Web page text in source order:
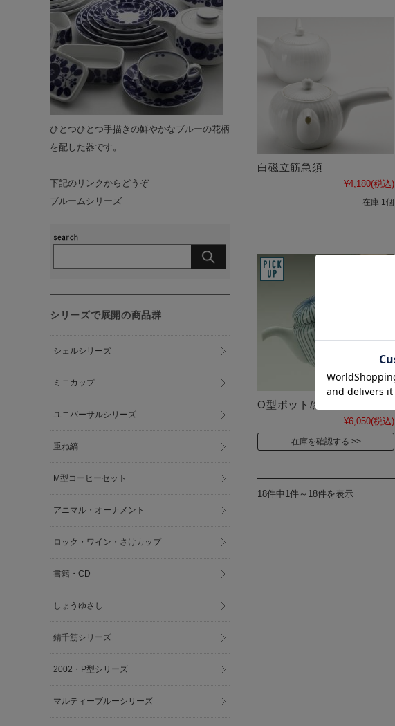
白磁立筋急須
¥4,180(税込)
在庫 1個
O型ポット/絵柄付
¥6,050(税込)
在庫を確認する
18件中1件～18件を表示
ひとつひとつ手描きの鮮やかなブルーの花柄
を配した器です。
下記のリンクからどうぞ
ブルームシリーズ
シリーズで展開の商品群
シェルシリーズ
ミニカップ
ユニバーサルシリーズ
重ね縞
M型コーヒーセット
アニマル・オーナメント
ロック・ワイン・さけカップ
書籍・CD
しょうゆさし
錆千筋シリーズ
2002・P型シリーズ
マルティーブルーシリーズ